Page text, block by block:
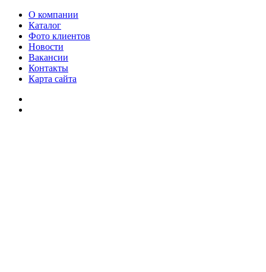
О компании
Каталог
Фото клиентов
Новости
Вакансии
Контакты
Карта сайта